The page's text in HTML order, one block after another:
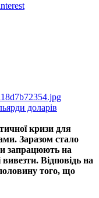
доларів
кризи для
Заразом стало
запрацюють на
Відповідь на
того, що